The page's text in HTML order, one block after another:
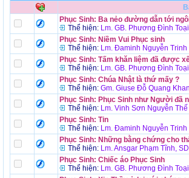
Phục Sinh: Ba nẻo đường dẫn tới
Thể hiện: Lm. GB. Phương Đình Toại,
Phục Sinh: Niềm Vui Phục sinh
Thể hiện: Lm. Đaminh Nguyễn Trinh
Phục Sinh: Tấm khăn liệm đã được
Thể hiện: Lm. GB. Phương Đình Toại,
Phục Sinh: Chúa Nhật là thứ mấy ?
Thể hiện: Gm. Giuse Đỗ Quang
Phục Sinh: Phục Sinh như Người đã
Thể hiện: Lm. Vinh Sơn Nguyễn Thế
Phục Sinh: Tin
Thể hiện: Lm. Đaminh Nguyễn Trinh
Phục Sinh: Những bằng chứng cho
Thể hiện: Lm. Ansgar Phạm Tĩnh,
Phục Sinh: Chiếc áo Phục Sinh
Thể hiện: Lm. GB. Phương Đình Toại,